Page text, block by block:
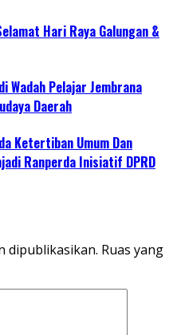
Hari Raya Galungan &
Wadah Pelajar Jembrana
Daerah
Ketertiban Umum Dan
Ranperda Inisiatif DPRD
dipublikasikan. Ruas yang